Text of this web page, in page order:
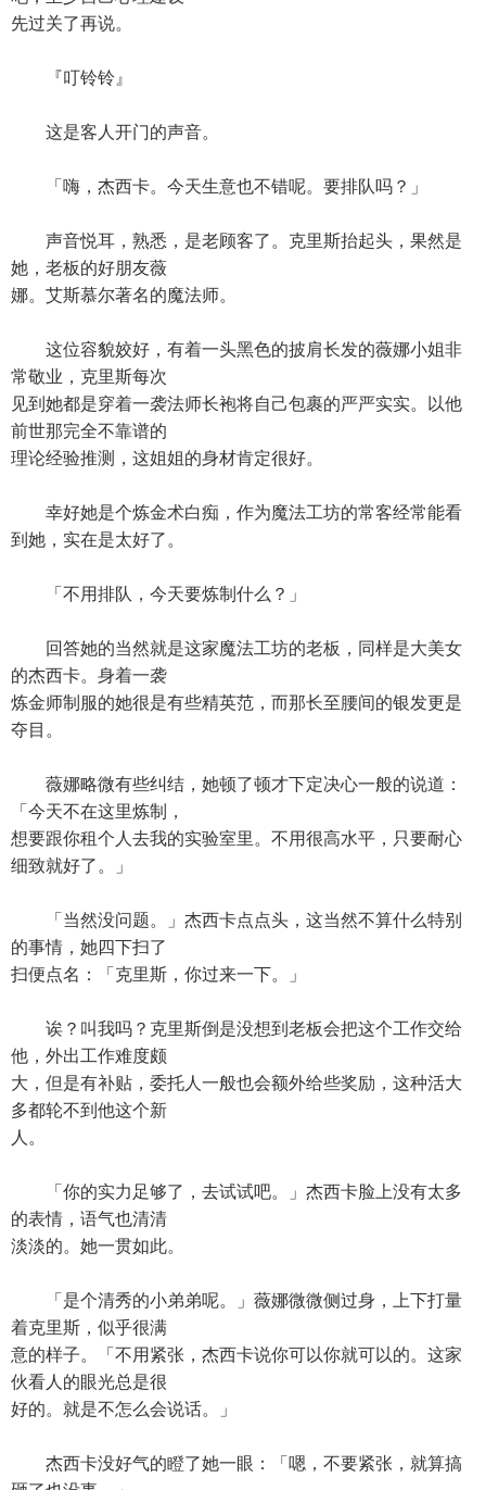
先过关了再说。
『叮铃铃』
这是客人开门的声音。
「嗨，杰西卡。今天生意也不错呢。要排队吗？」
声音悦耳，熟悉，是老顾客了。克里斯抬起头，果然是
她，老板的好朋友薇
娜。艾斯慕尔著名的魔法师。
这位容貌姣好，有着一头黑色的披肩长发的薇娜小姐非
常敬业，克里斯每次
见到她都是穿着一袭法师长袍将自己包裹的严严实实。以他
前世那完全不靠谱的
理论经验推测，这姐姐的身材肯定很好。
幸好她是个炼金术白痴，作为魔法工坊的常客经常能看
到她，实在是太好了。
「不用排队，今天要炼制什么？」
回答她的当然就是这家魔法工坊的老板，同样是大美女
的杰西卡。身着一袭
炼金师制服的她很是有些精英范，而那长至腰间的银发更是
夺目。
薇娜略微有些纠结，她顿了顿才下定决心一般的说道：
「今天不在这里炼制，
想要跟你租个人去我的实验室里。不用很高水平，只要耐心
细致就好了。」
「当然没问题。」杰西卡点点头，这当然不算什么特别
的事情，她四下扫了
扫便点名：「克里斯，你过来一下。」
诶？叫我吗？克里斯倒是没想到老板会把这个工作交给
他，外出工作难度颇
大，但是有补贴，委托人一般也会额外给些奖励，这种活大
多都轮不到他这个新
人。
「你的实力足够了，去试试吧。」杰西卡脸上没有太多
的表情，语气也清清
淡淡的。她一贯如此。
「是个清秀的小弟弟呢。」薇娜微微侧过身，上下打量
着克里斯，似乎很满
意的样子。「不用紧张，杰西卡说你可以你就可以的。这家
伙看人的眼光总是很
好的。就是不怎么会说话。」
杰西卡没好气的瞪了她一眼：「嗯，不要紧张，就算搞